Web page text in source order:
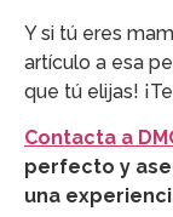
Y si tú eres
artículo a esa
que tú elijas!
Contacta a
perfecto y
una